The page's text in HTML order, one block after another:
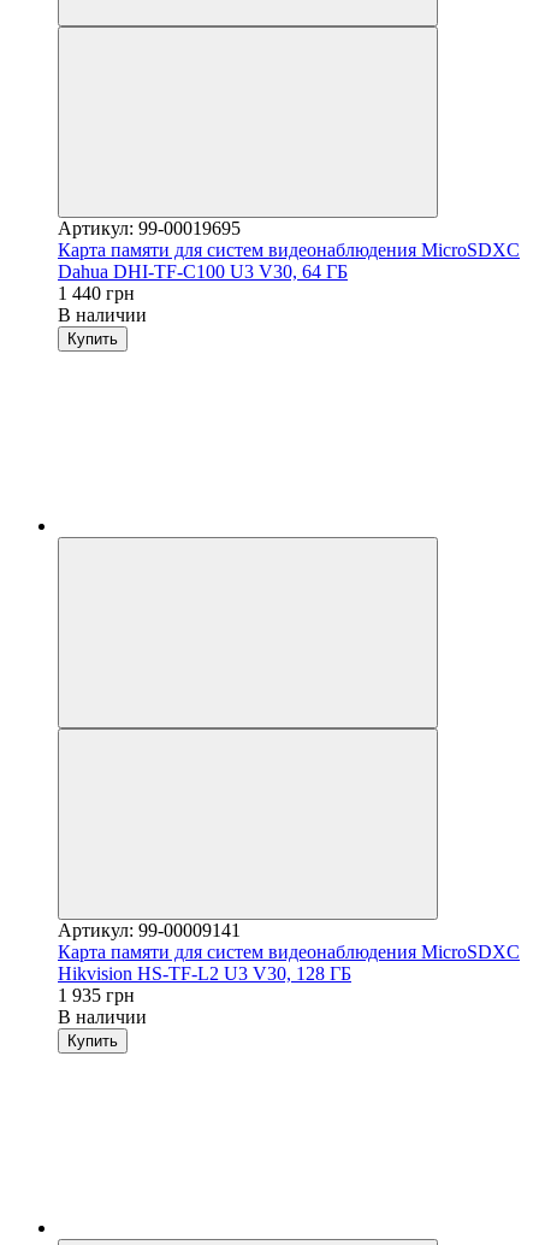
Артикул: 99-00019695
Карта памяти для систем видеонаблюдения MicroSDXC
Dahua DHI-TF-C100 U3 V30, 64 ГБ
1 440 грн
В наличии
Купить
Артикул: 99-00009141
Карта памяти для систем видеонаблюдения MicroSDXC
Hikvision HS-TF-L2 U3 V30, 128 ГБ
1 935 грн
В наличии
Купить